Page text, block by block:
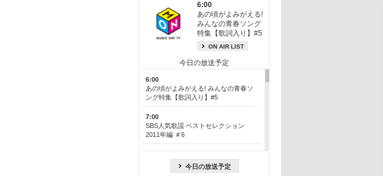
6:00
あの頃がよみがえる!
みんなの青春ソング
特集【歌詞入り】#5
ON AIR LIST
今日の放送予定
6:00
あの頃がよみがえる! みんなの青春ソ
ング特集【歌詞入り】#5
7:00
SBS人気歌謡 ベストセレクション
2011年編 ＃6
今も昔も愛される鉄板カラオケメドレ
ー【歌詞入り】 一挙5時間！
今日の放送予定